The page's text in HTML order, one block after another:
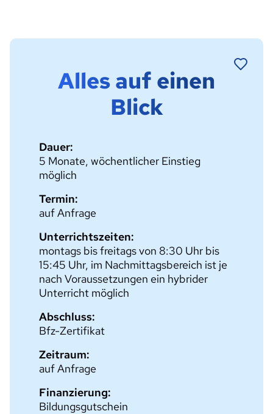
Alles auf einen
Blick
Dauer:
5 Monate, wöchentlicher Einstieg
möglich
Termin:
auf Anfrage
Unterrichtszeiten:
montags bis freitags von 8:30 Uhr bis
15:45 Uhr, im Nachmittagsbereich ist je
nach Voraussetzungen ein hybrider
Unterricht möglich
Abschluss:
Bfz-Zertifikat
Zeitraum:
auf Anfrage
Finanzierung:
Bildungsgutschein